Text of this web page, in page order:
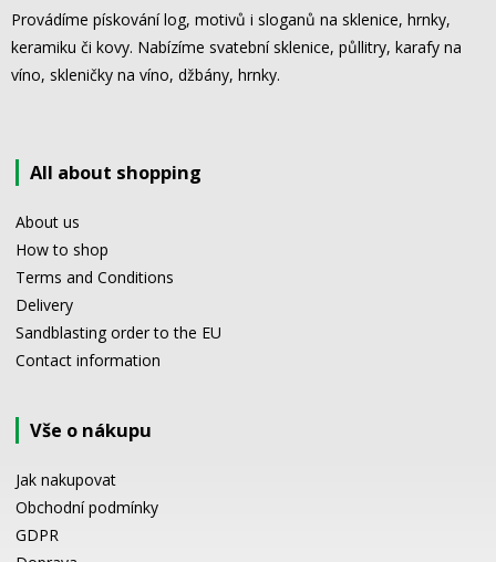
Provádíme pískování log, motivů i sloganů na sklenice, hrnky,
keramiku či kovy. Nabízíme svatební sklenice, půllitry, karafy na
víno, skleničky na víno, džbány, hrnky.
All about shopping
About us
How to shop
Terms and Conditions
Delivery
Sandblasting order to the EU
Contact information
Vše o nákupu
Jak nakupovat
Obchodní podmínky
GDPR